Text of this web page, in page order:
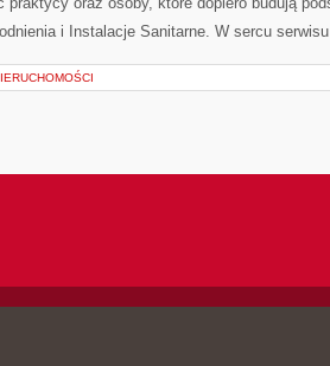
i Instalacje Sanitarne. W sercu